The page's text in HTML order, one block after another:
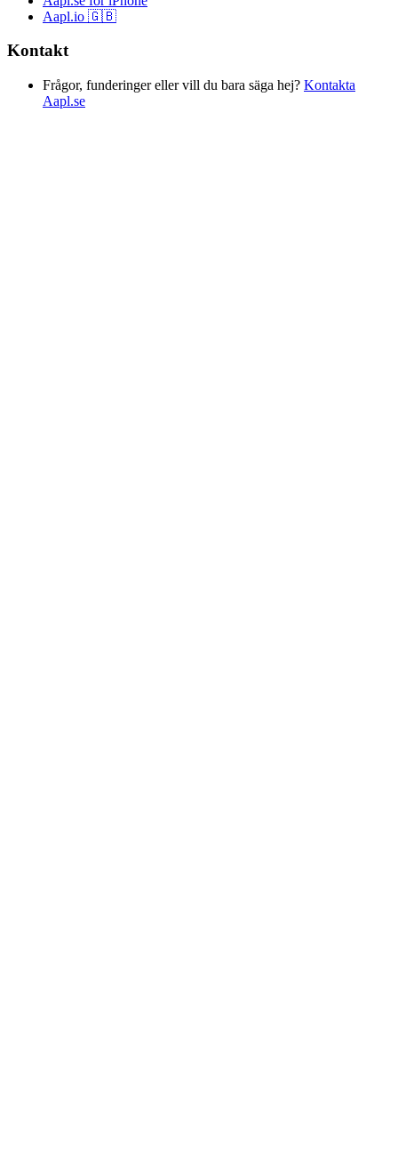
Aapl.io 🇬🇧
Kontakt
Frågor, funderinger eller vill du bara säga hej? Kontakta
Aapl.se